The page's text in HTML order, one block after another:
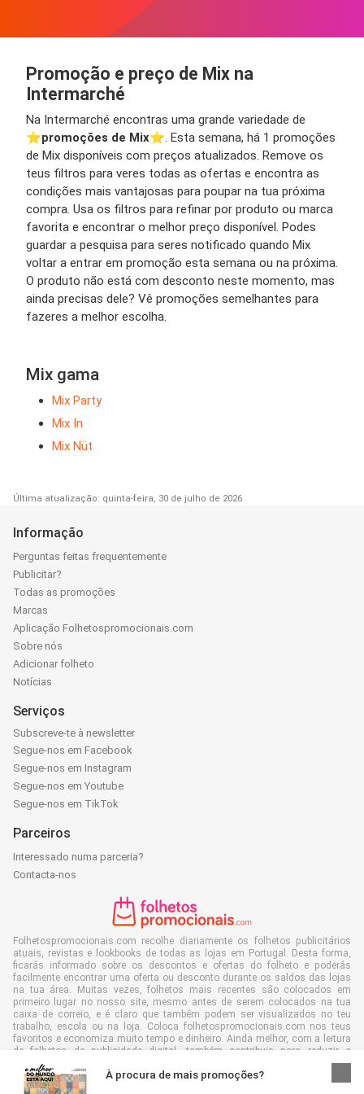
Promoção e preço de Mix na
Intermarché
Na Intermarché encontras uma grande variedade de
⭐️promoções de Mix⭐️. Esta semana, há 1 promoções
de Mix disponíveis com preços atualizados. Remove os
teus filtros para veres todas as ofertas e encontra as
condições mais vantajosas para poupar na tua próxima
compra. Usa os filtros para refinar por produto ou marca
favorita e encontrar o melhor preço disponível. Podes
guardar a pesquisa para seres notificado quando Mix
voltar a entrar em promoção esta semana ou na próxima.
O produto não está com desconto neste momento, mas
ainda precisas dele? Vê promoções semelhantes para
fazeres a melhor escolha.
Mix gama
Mix Party
Mix In
Mix Nüt
Última atualização: quinta-feira, 30 de julho de 2026
À procura de mais promoções?
Informação
Perguntas feitas frequentemente
Publicitar?
Todas as promoções
Marcas
Aplicação Folhetospromocionais.com
Sobre nós
Adicionar folheto
Notícias
Serviços
Subscreve-te à newsletter
Segue-nos em Facebook
Segue-nos em Instagram
Segue-nos em Youtube
Segue-nos em TikTok
Parceiros
Interessado numa parceria?
Contacta-nos
Folhetospromocionais.com recolhe diariamente os folhetos publicitários
atuais, revistas e lookbooks de todas as lojas em Portugal. Desta forma,
ficarás informado sobre os descontos e ofertas do folheto e poderás
facilmente encontrar uma oferta ou desconto durante os saldos das lojas
na tua área. Muitas vezes, folhetos mais recentes são colocados em
primeiro lugar no nosso site, mesmo antes de serem colocados na tua
caixa de correio, e é claro que também podem ser visualizados no teu
trabalho, escola ou na loja. Coloca folhetospromocionais.com nos teus
favoritos e economiza muito tempo e dinheiro. Ainda melhor, com a leitura
de folhetos de publicidade digital, também contribuis para reduzir o
desperdício de papel e isso é bom para o nosso ambiente.